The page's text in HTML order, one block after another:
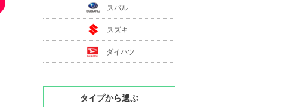
スバル
スズキ
ダイハツ
タイプから選ぶ